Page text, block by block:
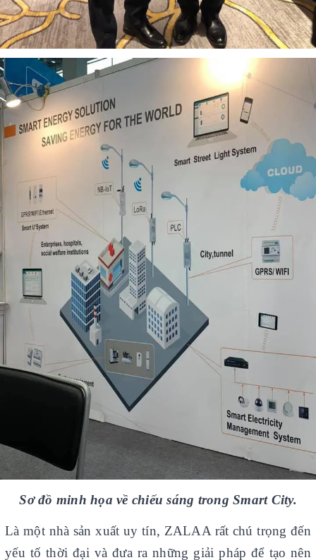
Sơ đồ minh họa về chiếu sáng trong Smart City.
Là một nhà sản xuất uy tín, ZALAA rất chú trọng đến
yếu tố thời đại và đưa ra những giải pháp để tạo nên